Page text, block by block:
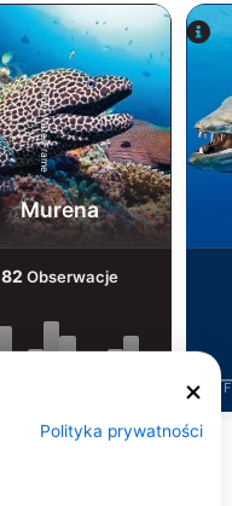
Alamy-WaterFrame
Murena
82 Obserwacje
F
Polityka prywatności